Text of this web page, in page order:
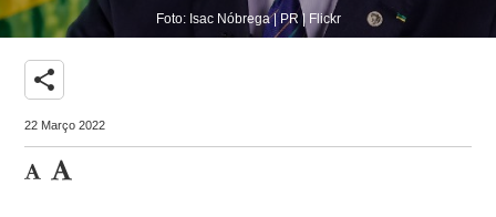
Foto: Isac Nóbrega | PR | Flickr
share
22 Março 2022